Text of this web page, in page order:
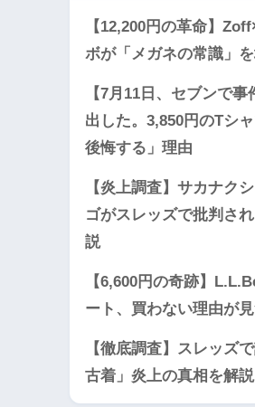
【12,200円の革命】
ボが「メガネの常識」
【7月11日、セブンで
出した。3,850円のTシ
後悔する」理由
【炎上調査】サカナク
ゴがスレッズで批判さ
説
【6,600円の奇跡】
ート、買わない理由が
【徹底調査】スレッズ
古着」炎上の真相を解説